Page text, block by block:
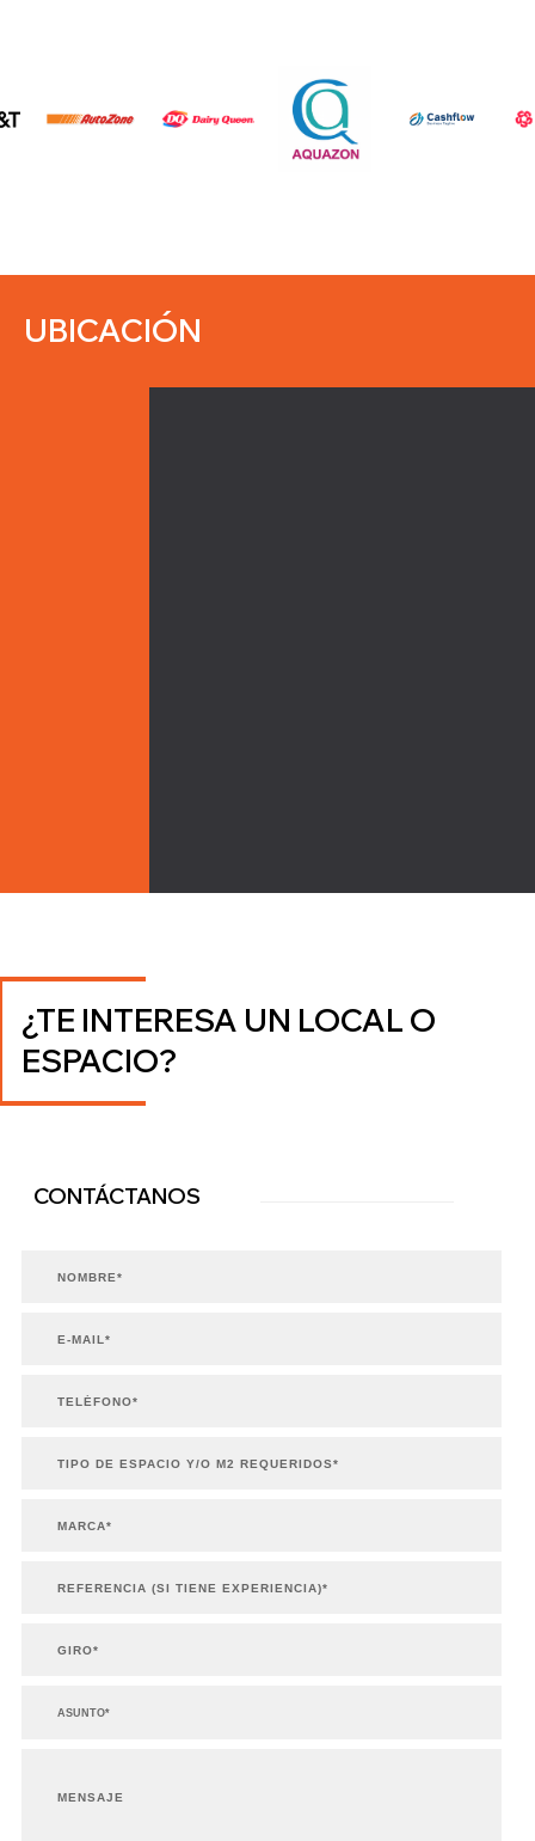
UBICACIÓN
¿TE INTERESA UN LOCAL O
ESPACIO?
CONTÁCTANOS